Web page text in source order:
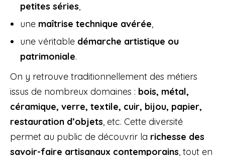
petites séries,
une maîtrise technique avérée,
une véritable démarche artistique ou
patrimoniale.
On y retrouve traditionnellement des métiers
issus de nombreux domaines : bois, métal,
céramique, verre, textile, cuir, bijou, papier,
restauration d’objets, etc. Cette diversité
permet au public de découvrir la richesse des
savoir-faire artisanaux contemporains, tout en